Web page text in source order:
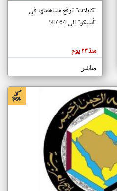
مصادر الأخبار من الكويت
اخبار الكويت على مدار الساعة
أهم اخبار الكويت العاجلة والمباشرة
"كابلات" ترفع مساهمتها في
"أسيكو" إلى 7.64%
منذ ٢٣ يوم
مباشر
klyoum.com